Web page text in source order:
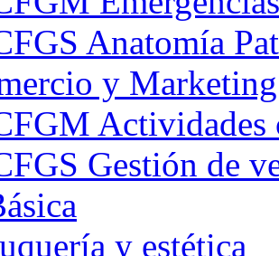
Anatomía
y Marketing
Actividades
Gestión de
y estética